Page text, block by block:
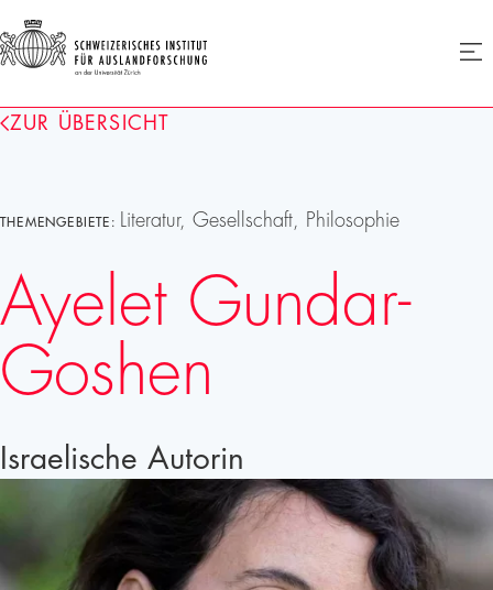
Homepage
ZUR ÜBERSICHT
THEMENGEBIETE: Literatur, Gesellschaft, Philosophie
Ayelet Gundar-
Goshen
Israelische Autorin